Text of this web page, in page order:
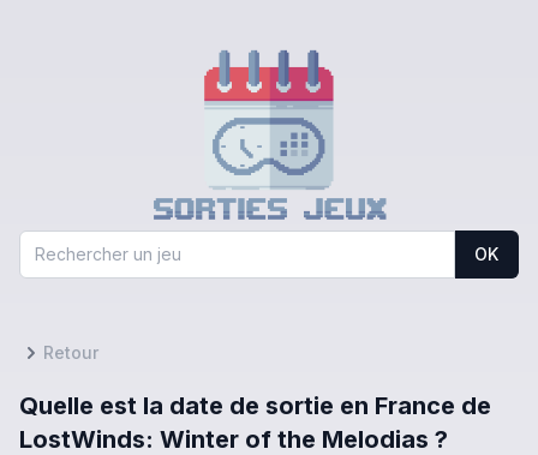
OK
Retour
Quelle est la date de sortie en France de
LostWinds: Winter of the Melodias ?